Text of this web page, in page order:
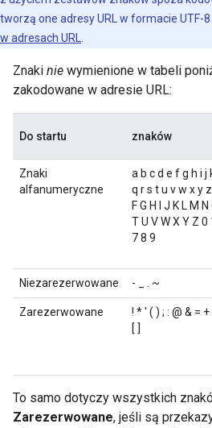
tworzą one adresy URL w formacie UTF-8
w adresach URL
Znaki nie wymienione w tabeli
zakodowane w adresie URL:
Do startu znaków
Znaki
alfanumeryczne
a b c d e f g h i j
q r s t u v w x y
F G H I J K L M
T U V W X Y Z 0
7 8 9
Niezarezerwowane - _ . ~
Zarezerwowane
! * ' ( ) ; : @ & =
[ ]
To samo dotyczy wszystkich
Zarezerwowane, jeśli są